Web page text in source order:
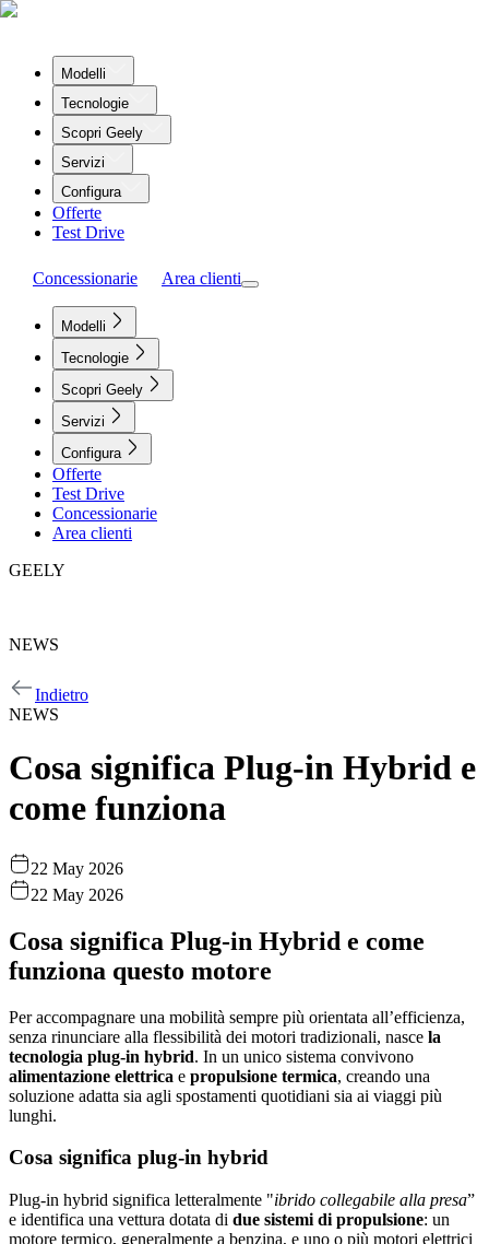
Modelli
Tecnologie
Scopri Geely
Servizi
Configura
Offerte
Test Drive
Concessionarie Area clienti
Modelli
Tecnologie
Scopri Geely
Servizi
Configura
Offerte
Test Drive
Concessionarie
Area clienti
GEELY
NEWS
Indietro
NEWS
Cosa significa Plug-in Hybrid e
come funziona
22 May 2026
22 May 2026
Cosa significa Plug-in Hybrid e come
funziona questo motore
Per accompagnare una mobilità sempre più orientata all’efficienza,
senza rinunciare alla flessibilità dei motori tradizionali, nasce la
tecnologia plug-in hybrid. In un unico sistema convivono
alimentazione elettrica e propulsione termica, creando una
soluzione adatta sia agli spostamenti quotidiani sia ai viaggi più
lunghi.
Cosa significa plug-in hybrid
Plug-in hybrid significa letteralmente "ibrido collegabile alla presa”
e identifica una vettura dotata di due sistemi di propulsione: un
motore termico, generalmente a benzina, e uno o più motori elettrici